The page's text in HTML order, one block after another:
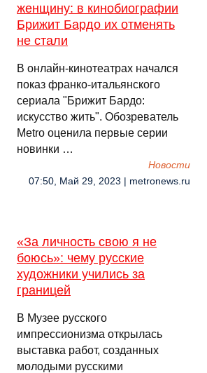
женщину: в кинобиографии
Брижит Бардо их отменять
не стали
В онлайн-кинотеатрах начался
показ франко-итальянского
сериала "Брижит Бардо:
искусство жить". Обозреватель
Metro оценила первые серии
новинки …
Новости
07:50, Май 29, 2023 | metronews.ru
«За личность свою я не
боюсь»: чему русские
художники учились за
границей
В Музее русского
импрессионизма открылась
выставка работ, созданных
молодыми русскими